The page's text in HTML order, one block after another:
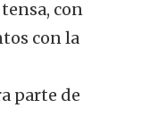
con
con la
parte de